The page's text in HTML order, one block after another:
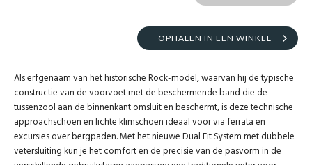
OPHALEN IN EEN WINKEL
Als erfgenaam van het historische Rock-model, waarvan hij de typische
constructie van de voorvoet met de beschermende band die de
tussenzool aan de binnenkant omsluit en beschermt, is deze technische
approachschoen en lichte klimschoen ideaal voor via ferrata en
excursies over bergpaden. Met het nieuwe Dual Fit System met dubbele
vetersluiting kun je het comfort en de precisie van de pasvorm in de